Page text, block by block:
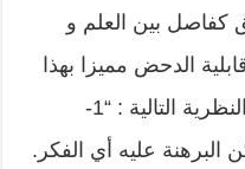
كفاصل بين العلم و
الدحض مميزا بهذا
الصدد بين الحقول المعرفية و النظرية التالية : “1-
عليه أي الفكر.